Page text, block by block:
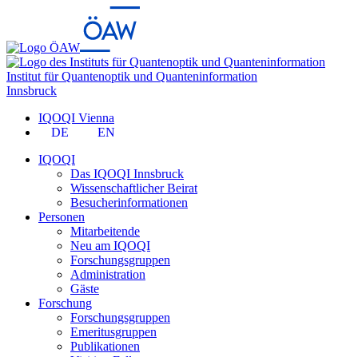
Institut für Quantenoptik und Quanteninformation
Innsbruck
IQOQI Vienna
DE
EN
IQOQI
Das IQOQI Innsbruck
Wissenschaftlicher Beirat
Besucherinformationen
Personen
Mitarbeitende
Neu am IQOQI
Forschungsgruppen
Administration
Gäste
Forschung
Forschungsgruppen
Emeritusgruppen
Publikationen